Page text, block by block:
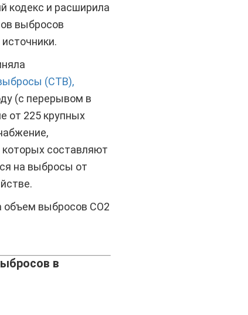
кодекс и расширила
выбросов
(СТВ),
(с перерывом в
от 225 крупных
составляют
на выбросы от
объем выбросов CO2
в